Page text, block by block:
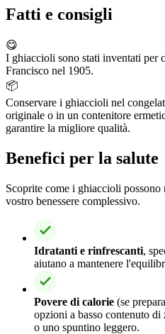
Fatti e consigli
😋
I ghiaccioli sono stati inventati per
Francisco nel 1905.
📦
Conservare i ghiaccioli nel
originale o in un contenitore
garantire la migliore qualità.
Benefici per la salute
Scoprite come i ghiaccioli
vostro benessere complessivo.
Idratanti e rinfrescanti,
aiutano a mantenere
Povere di calorie (se
opzioni a basso contenuto di
o uno spuntino leggero.